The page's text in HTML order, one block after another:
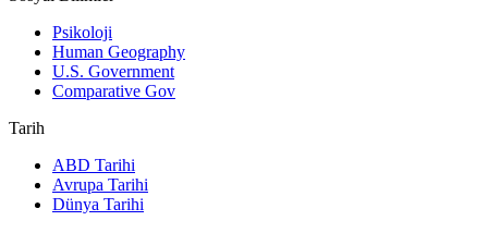
Psikoloji
Human Geography
U.S. Government
Comparative Gov
Tarih
ABD Tarihi
Avrupa Tarihi
Dünya Tarihi